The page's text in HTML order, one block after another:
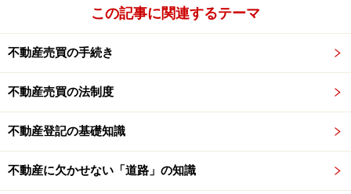
超える結果となっているようです。これは判定の目的や
基準の違いによるものですが、構造上は大破しなくても
実際には住めなくなったマンションがかなりの数にのぼ
り、新耐震基準の全壊マンションも相当数あるものと考
えられます。
≪住宅の耐震性を考えるもう一つの要素…次ページへ
この記事に関連するテーマ
不動産売買の手続き
不動産売買の法制度
不動産登記の基礎知識
不動産に欠かせない「道路」の知識